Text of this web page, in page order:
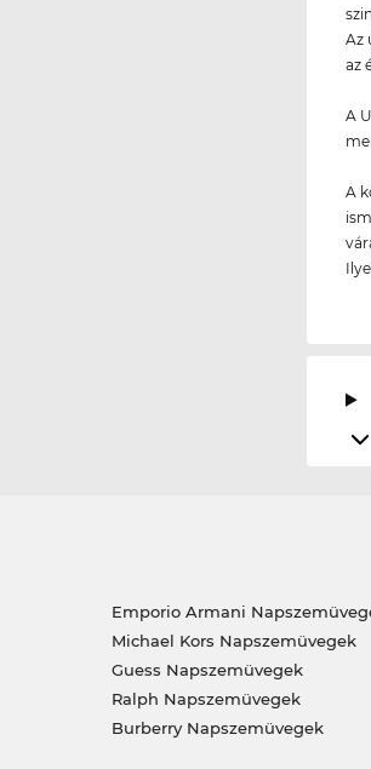
Az
az
A
A
Emporio Armani
Michael Kors Napszemüvegek
Guess Napszemüvegek
Ralph Napszemüvegek
Burberry Napszemüvegek